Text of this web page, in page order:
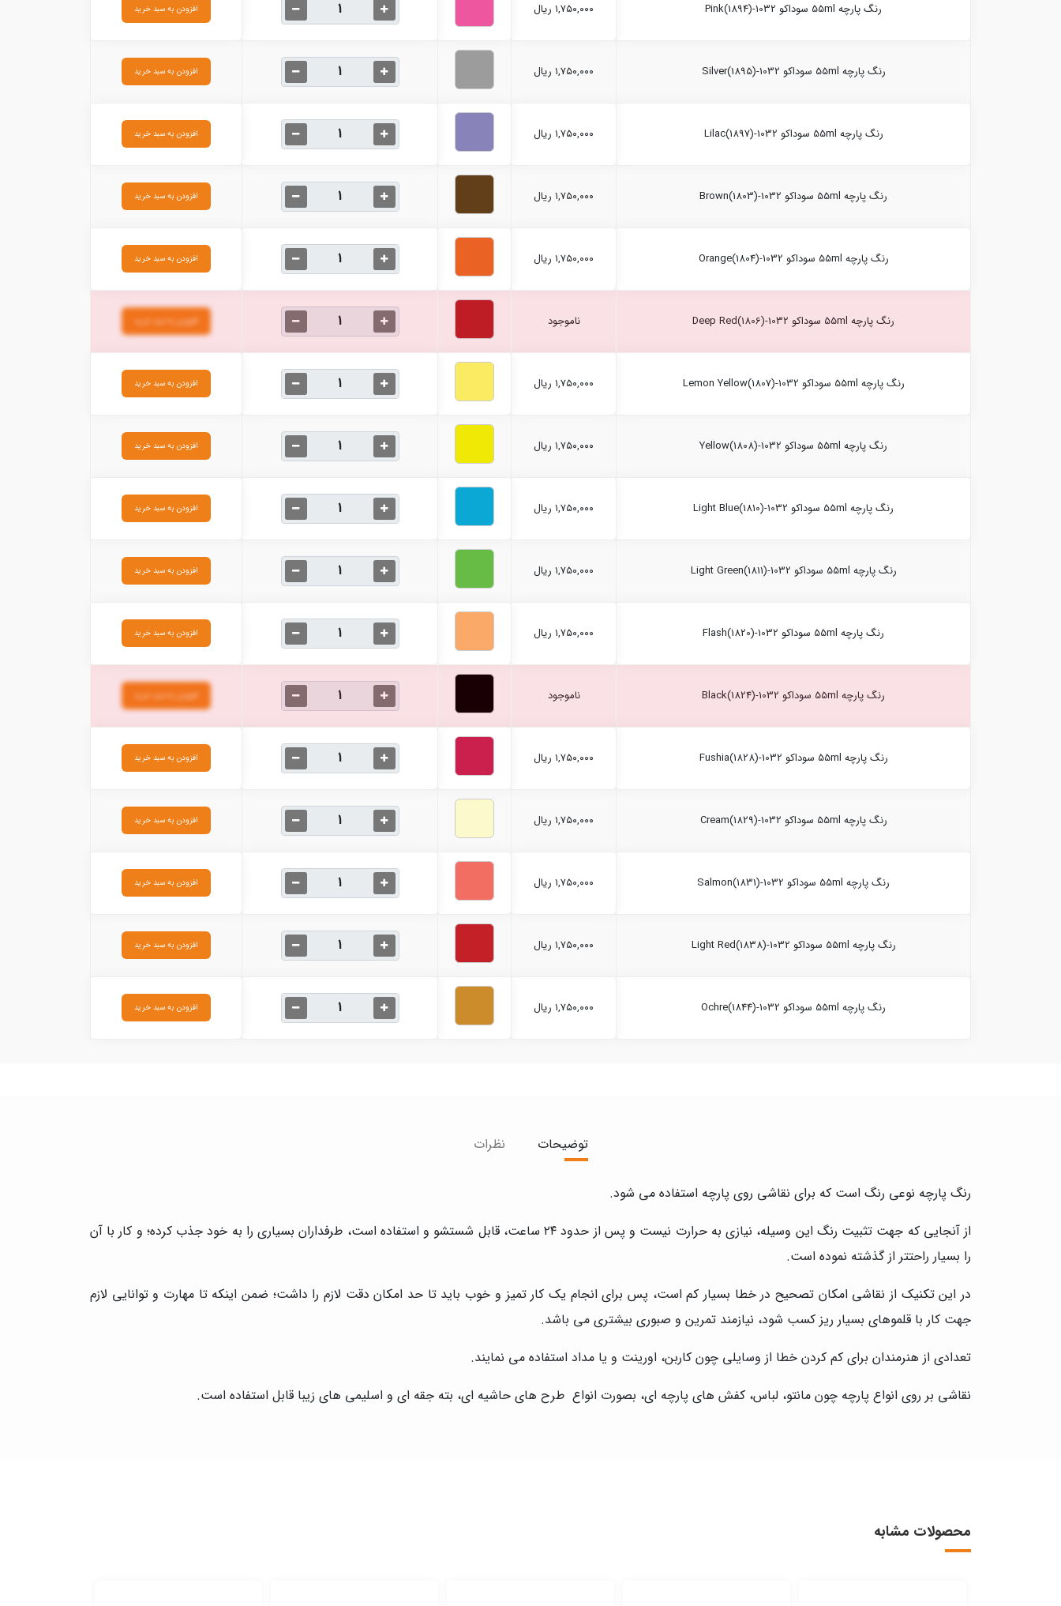
رنگ پارچه 55ml سوداکو Pink(1894)-1032 ۱,۷۵۰,۰۰۰ ریال افزودن به سبد خرید
رنگ پارچه 55ml سوداکو Silver(1895)-1032 ۱,۷۵۰,۰۰۰ ریال افزودن به سبد خرید
رنگ پارچه 55ml سوداکو Lilac(1897)-1032 ۱,۷۵۰,۰۰۰ ریال افزودن به سبد خرید
رنگ پارچه 55ml سوداکو Brown(1803)-1032 ۱,۷۵۰,۰۰۰ ریال افزودن به سبد خرید
رنگ پارچه 55ml سوداکو Orange(1804)-1032 ۱,۷۵۰,۰۰۰ ریال افزودن به سبد خرید
رنگ پارچه 55ml سوداکو Deep Red(1806)-1032 ناموجود افزودن به سبد خرید
رنگ پارچه 55ml سوداکو Lemon Yellow(1807)-1032 ۱,۷۵۰,۰۰۰ ریال افزودن به سبد خرید
رنگ پارچه 55ml سوداکو Yellow(1808)-1032 ۱,۷۵۰,۰۰۰ ریال افزودن به سبد خرید
رنگ پارچه 55ml سوداکو Light Blue(1810)-1032 ۱,۷۵۰,۰۰۰ ریال افزودن به سبد خرید
رنگ پارچه 55ml سوداکو Light Green(1811)-1032 ۱,۷۵۰,۰۰۰ ریال افزودن به سبد خرید
رنگ پارچه 55ml سوداکو Flash(1820)-1032 ۱,۷۵۰,۰۰۰ ریال افزودن به سبد خرید
رنگ پارچه 55ml سوداکو Black(1824)-1032 ناموجود افزودن به سبد خرید
رنگ پارچه 55ml سوداکو Fushia(1828)-1032 ۱,۷۵۰,۰۰۰ ریال افزودن به سبد خرید
رنگ پارچه 55ml سوداکو Cream(1829)-1032 ۱,۷۵۰,۰۰۰ ریال افزودن به سبد خرید
رنگ پارچه 55ml سوداکو Salmon(1831)-1032 ۱,۷۵۰,۰۰۰ ریال افزودن به سبد خرید
رنگ پارچه 55ml سوداکو Light Red(1838)-1032 ۱,۷۵۰,۰۰۰ ریال افزودن به سبد خرید
رنگ پارچه 55ml سوداکو Ochre(1844)-1032 ۱,۷۵۰,۰۰۰ ریال افزودن به سبد خرید
توضیحات نظرات
رنگ پارچه نوعی رنگ است که برای نقاشی روی پارچه استفاده می شود.
از آنجایی که جهت تثبیت رنگ این وسیله، نیازی به حرارت نیست و پس از حدود ۲۴ ساعت، قابل شستشو و استفاده است، طرفداران بسیاری را به خود جذب کرده؛ و کار با آن
را بسیار راحتتر از گذشته نموده است.
در این تکنیک از نقاشی امکان تصحیح در خطا بسیار کم است، پس برای انجام یک کار تمیز و خوب باید تا حد امکان دقت لازم را داشت؛ ضمن اینکه تا مهارت و توانایی لازم
جهت کار با قلموهای بسیار ریز کسب شود، نیازمند تمرین و صبوری بیشتری می باشد.
تعدادی از هنرمندان برای کم کردن خطا از وسایلی چون کاربن، اورینت و یا مداد استفاده می نمایند.
نقاشی بر روی انواع پارچه چون مانتو، لباس، کفش های پارچه ای، بصورت انواع طرح های حاشیه ای، بته جقه ای و اسلیمی های زیبا قابل استفاده است.
محصولات مشابه